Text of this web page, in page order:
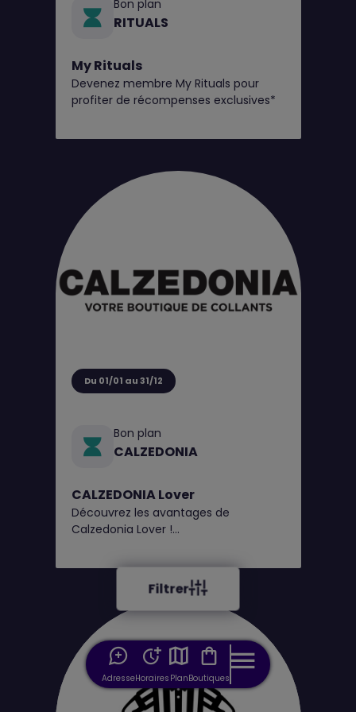
AdresseHoraires PlanBoutiques
Filtrer
Bon plan
RITUALS
My Rituals
Devenez membre My Rituals pour
profiter de récompenses exclusives*
Du 01/01 au 31/12
Bon plan
CALZEDONIA
CALZEDONIA Lover
Découvrez les avantages de
Calzedonia Lover !